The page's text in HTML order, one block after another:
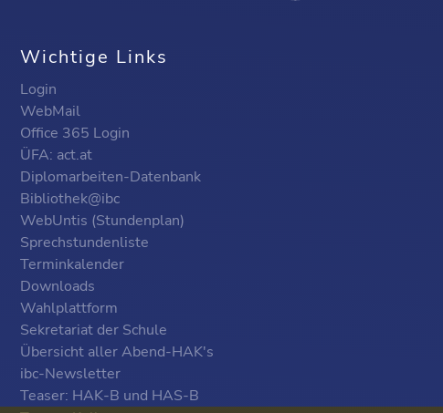
Wichtige Links
Login
WebMail
Office 365 Login
ÜFA: act.at
Diplomarbeiten-Datenbank
Bibliothek@ibc
WebUntis (Stundenplan)
Sprechstundenliste
Terminkalender
Downloads
Wahlplattform
Sekretariat der Schule
Übersicht aller Abend-HAK's
ibc-Newsletter
Teaser: HAK-B und HAS-B